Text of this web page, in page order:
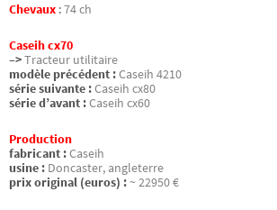
Chevaux :74 ch
Caseih cx70
–>Tracteur utilitaire
modèle précédent :Caseih 4210
série suivante :Caseih cx80
série d’avant :Caseih cx60
Production
fabricant :Caseih
usine : Doncaster, angleterre
prix original (euros) : ~ 22950 €